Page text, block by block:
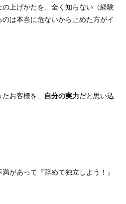
上げかたを、全く知らない（経験
は本当に危ないから止めた方がイ
お客様を、 自分の実力だと思い込
があって『辞めて独立しよう！』